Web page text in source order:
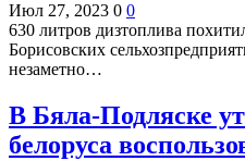
Июл 27, 2023 0 0
630 литров дизтоплива
Борисовских
незаметно…
В Бяла-Подляске
белоруса